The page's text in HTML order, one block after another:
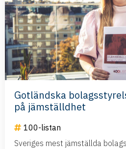
Gotländska
på jämställdhet
100-listan
Sveriges mest jämställda